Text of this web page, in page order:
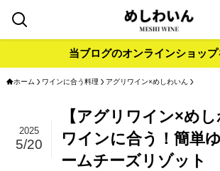
当ブログのオンラインショップ
ホーム ワインに合う料理 アグリワイン×めしわいん
【アグリワイン×め
ワインに合う！簡単
ームチーズリゾット
2025
5/20